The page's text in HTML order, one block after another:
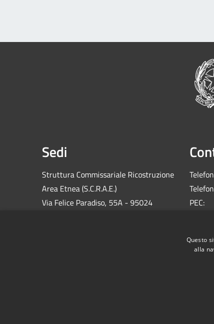
Sedi
Struttura Commissariale Ricostruzione
Area Etnea (S.C.R.A.E.)
Via Felice Paradiso, 55A - 95024
PEC:
Questo
alla